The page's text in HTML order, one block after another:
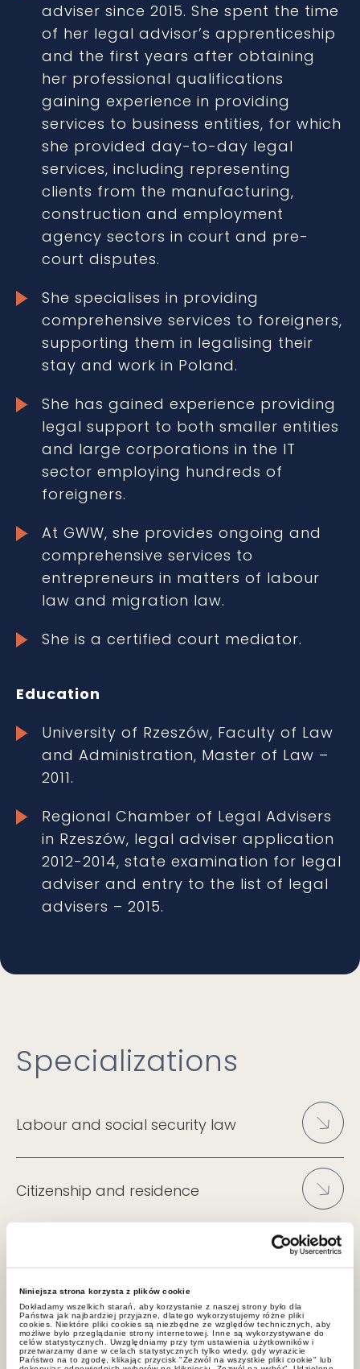
Niniejsza strona korzysta z plików cookie
Dokładamy wszelkich starań, aby korzystanie z naszej strony było dla
Państwa jak najbardziej przyjazne, dlatego wykorzystujemy różne pliki
cookies. Niektóre pliki cookies są niezbędne ze względów technicznych, aby
możliwe było przeglądanie strony internetowej. Inne są wykorzystywane do
celów statystycznych. Uwzględniamy przy tym ustawienia użytkowników i
przetwarzamy dane w celach statystycznych tylko wtedy, gdy wyrazicie
Państwo na to zgodę, klikając przycisk "Zezwól na wszystkie pliki cookie" lub
adviser since 2015. She spent the time
of her legal advisor’s apprenticeship
and the first years after obtaining
her professional qualifications
gaining experience in providing
services to business entities, for which
she provided day-to-day legal
services, including representing
clients from the manufacturing,
construction and employment
agency sectors in court and pre-
court disputes.
She specialises in providing
comprehensive services to foreigners,
supporting them in legalising their
stay and work in Poland.
She has gained experience providing
legal support to both smaller entities
and large corporations in the IT
sector employing hundreds of
foreigners.
At GWW, she provides ongoing and
comprehensive services to
entrepreneurs in matters of labour
law and migration law.
She is a certified court mediator.
Education
University of Rzeszów, Faculty of Law
and Administration, Master of Law –
2011.
Regional Chamber of Legal Advisers
in Rzeszów, legal adviser application
2012-2014, state examination for legal
adviser and entry to the list of legal
advisers – 2015.
Specializations
Labour and social security law
Citizenship and residence
News